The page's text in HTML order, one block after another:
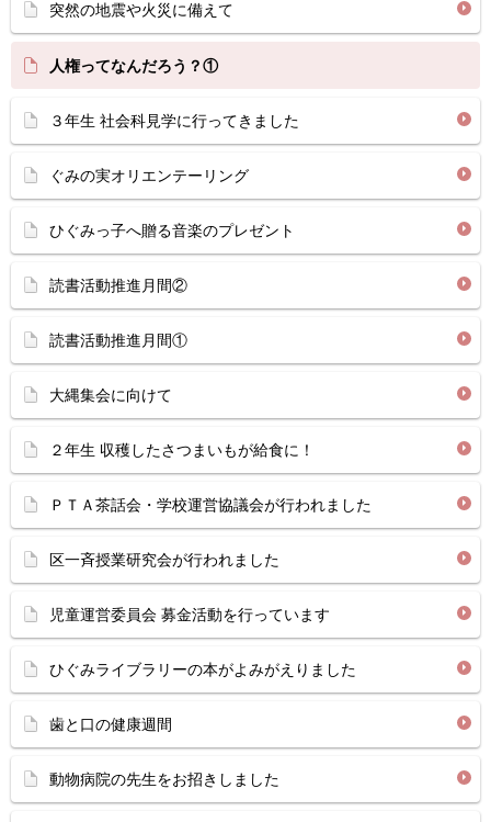
突然の地震や火災に備えて
人権ってなんだろう？①
３年生 社会科見学に行ってきました
ぐみの実オリエンテーリング
ひぐみっ子へ贈る音楽のプレゼント
読書活動推進月間②
読書活動推進月間①
大縄集会に向けて
２年生 収穫したさつまいもが給食に！
ＰＴＡ茶話会・学校運営協議会が行われました
区一斉授業研究会が行われました
児童運営委員会 募金活動を行っています
ひぐみライブラリーの本がよみがえりました
歯と口の健康週間
動物病院の先生をお招きしました